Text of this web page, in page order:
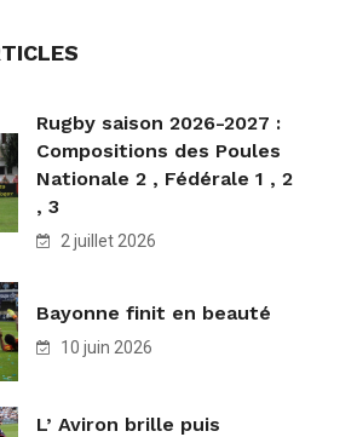
Rugby saison 2026-2027 :
Compositions des Poules
Nationale 2 , Fédérale 1 , 2
, 3
2 juillet 2026
Bayonne finit en beauté
10 juin 2026
L’ Aviron brille puis